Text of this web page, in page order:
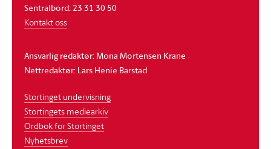
Sentralbord: 23 31 30 50
Kontakt oss
Ansvarlig redaktør: Mona Mortensen Krane
Nettredaktør: Lars Henie Barstad
Stortinget undervisning
Stortingets mediearkiv
Ordbok for Stortinget
Nyhetsbrev